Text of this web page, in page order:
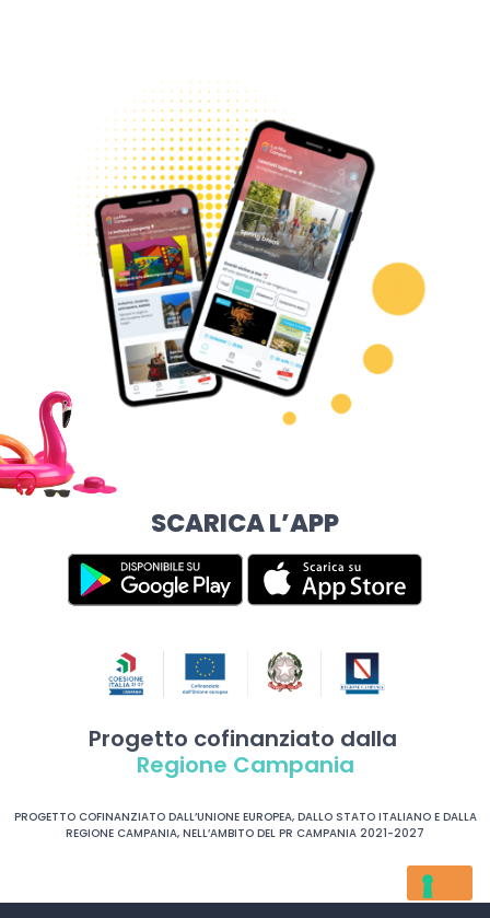
SCARICA L’APP
Progetto cofinanziato dalla
Regione Campania
PROGETTO COFINANZIATO DALL’UNIONE EUROPEA, DALLO STATO ITALIANO E DALLA
REGIONE CAMPANIA, NELL’AMBITO DEL PR CAMPANIA 2021-2027